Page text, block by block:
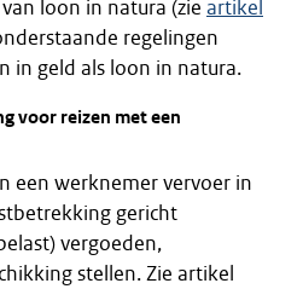
loon in natura (zie artikel
regelingen
in geld als loon in natura.
voor reizen met een
een werknemer vervoer in
gericht
vergoeden,
stellen. Zie artikel